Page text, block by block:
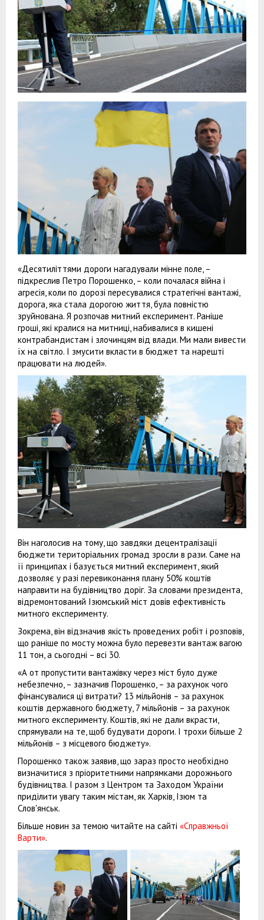
«Десятиліттями дороги нагадували мінне поле, –
підкреслив Петро Порошенко, – коли почалася війна і
агресія, коли по дорозі пересувалися стратегічні вантажі,
дорога, яка стала дорогою життя, була повністю
зруйнована. Я розпочав митний експеримент. Раніше
гроші, які кралися на митниці, набивалися в кишені
контрабандистам і злочинцям від влади. Ми мали вивести
їх на світло. І змусити вкласти в бюджет та нарешті
працювати на людей».
Він наголосив на тому, що завдяки децентралізації
бюджети територіальних громад зросли в рази. Саме на
її принципах і базується митний експеримент, який
дозволяє у разі перевиконання плану 50% коштів
направити на будівництво доріг. За словами президента,
відремонтований Ізюмський міст довів ефективність
митного експерименту.
Зокрема, він відзначив якість проведених робіт і розповів,
що раніше по мосту можна було перевезти вантаж вагою
11 тон, а сьогодні – всі 30.
«А от пропустити вантажівку через міст було дуже
небезпечно, – зазначив Порошенко, – за рахунок чого
фінансувалися ці витрати? 13 мільйонів – за рахунок
коштів державного бюджету, 7 мільйонів – за рахунок
митного експерименту. Коштів, які не дали вкрасти,
спрямували на те, щоб будувати дороги. І трохи більше 2
мільйонів – з місцевого бюджету».
Порошенко також заявив, що зараз просто необхідно
визначитися з пріоритетними напрямками дорожнього
будівництва. І разом з Центром та Заходом України
приділити увагу таким містам, як Харків, Ізюм та
Слов'янськ.
Більше новин за темою читайте на сайті «Справжньої
Варти».